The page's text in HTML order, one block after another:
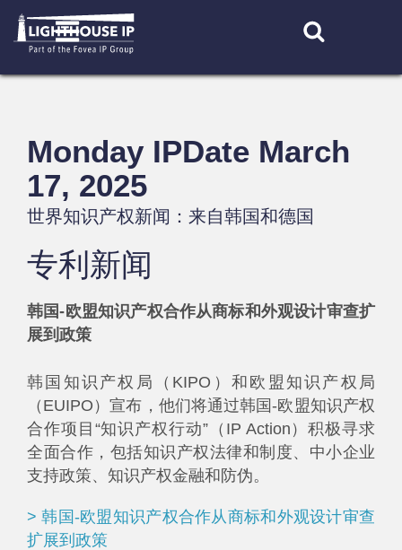
content
Monday IPDate March
17, 2025
世界知识产权新闻：来自韩国和德国
专利新闻
韩国-欧盟知识产权合作从商标和外观设计审查扩
展到政策
韩国知识产权局（KIPO）和欧盟知识产权局
（EUIPO）宣布，他们将通过韩国-欧盟知识产权
合作项目“知识产权行动”（IP Action）积极寻求
全面合作，包括知识产权法律和制度、中小企业
支持政策、知识产权金融和防伪。
> 韩国-欧盟知识产权合作从商标和外观设计审查
扩展到政策